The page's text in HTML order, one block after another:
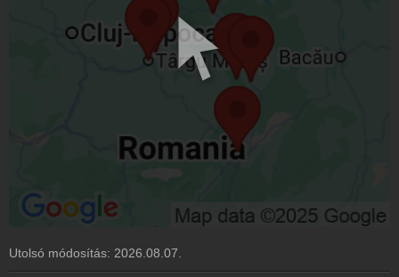
Utolsó módosítás: 2026.08.07.